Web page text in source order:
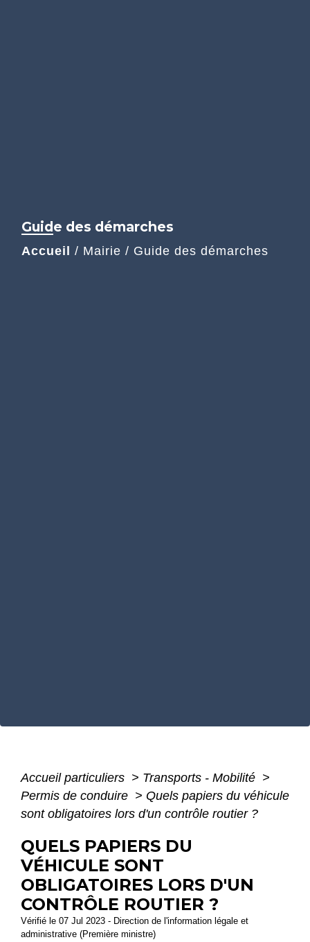
Guide des démarches
Accueil / Mairie / Guide des démarches
Accueil particuliers > Transports - Mobilité >
Permis de conduire > Quels papiers du véhicule
sont obligatoires lors d'un contrôle routier ?
QUELS PAPIERS DU
VÉHICULE SONT
OBLIGATOIRES LORS D'UN
CONTRÔLE ROUTIER ?
Vérifié le 07 Jul 2023 - Direction de l'information légale et
administrative (Première ministre)